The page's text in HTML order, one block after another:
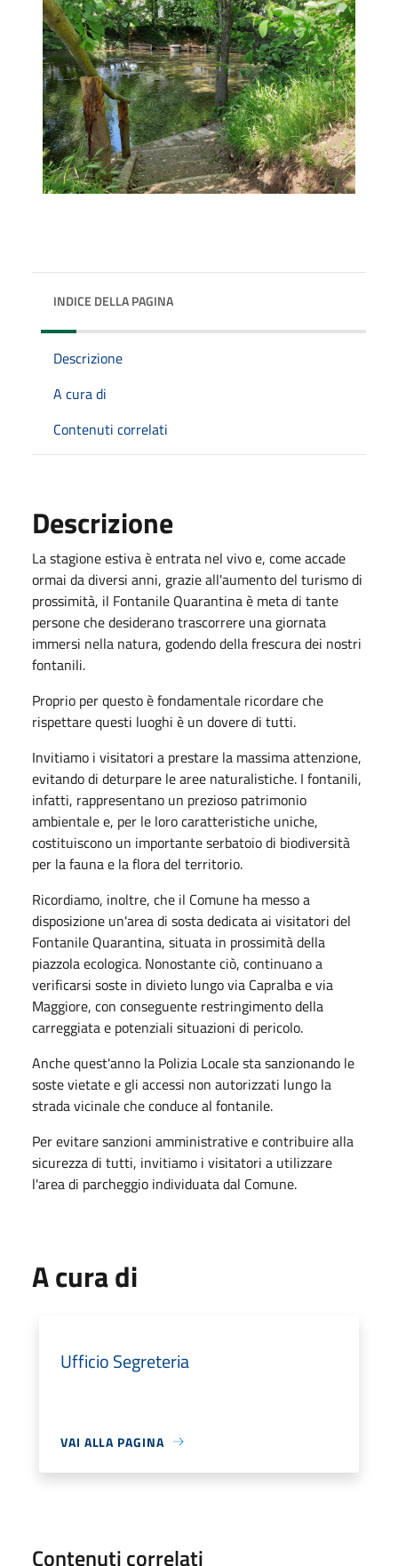
INDICE DELLA PAGINA
Descrizione
A cura di
Contenuti correlati
Descrizione
La stagione estiva è entrata nel vivo e, come accade
ormai da diversi anni, grazie all'aumento del turismo di
prossimità, il Fontanile Quarantina è meta di tante
persone che desiderano trascorrere una giornata
immersi nella natura, godendo della frescura dei nostri
fontanili.
Proprio per questo è fondamentale ricordare che
rispettare questi luoghi è un dovere di tutti.
Invitiamo i visitatori a prestare la massima attenzione,
evitando di deturpare le aree naturalistiche. I fontanili,
infatti, rappresentano un prezioso patrimonio
ambientale e, per le loro caratteristiche uniche,
costituiscono un importante serbatoio di biodiversità
per la fauna e la flora del territorio.
Ricordiamo, inoltre, che il Comune ha messo a
disposizione un'area di sosta dedicata ai visitatori del
Fontanile Quarantina, situata in prossimità della
piazzola ecologica. Nonostante ciò, continuano a
verificarsi soste in divieto lungo via Capralba e via
Maggiore, con conseguente restringimento della
carreggiata e potenziali situazioni di pericolo.
Anche quest'anno la Polizia Locale sta sanzionando le
soste vietate e gli accessi non autorizzati lungo la
strada vicinale che conduce al fontanile.
Per evitare sanzioni amministrative e contribuire alla
sicurezza di tutti, invitiamo i visitatori a utilizzare
l'area di parcheggio individuata dal Comune.
A cura di
Ufficio Segreteria
VAI ALLA PAGINA
Contenuti correlati